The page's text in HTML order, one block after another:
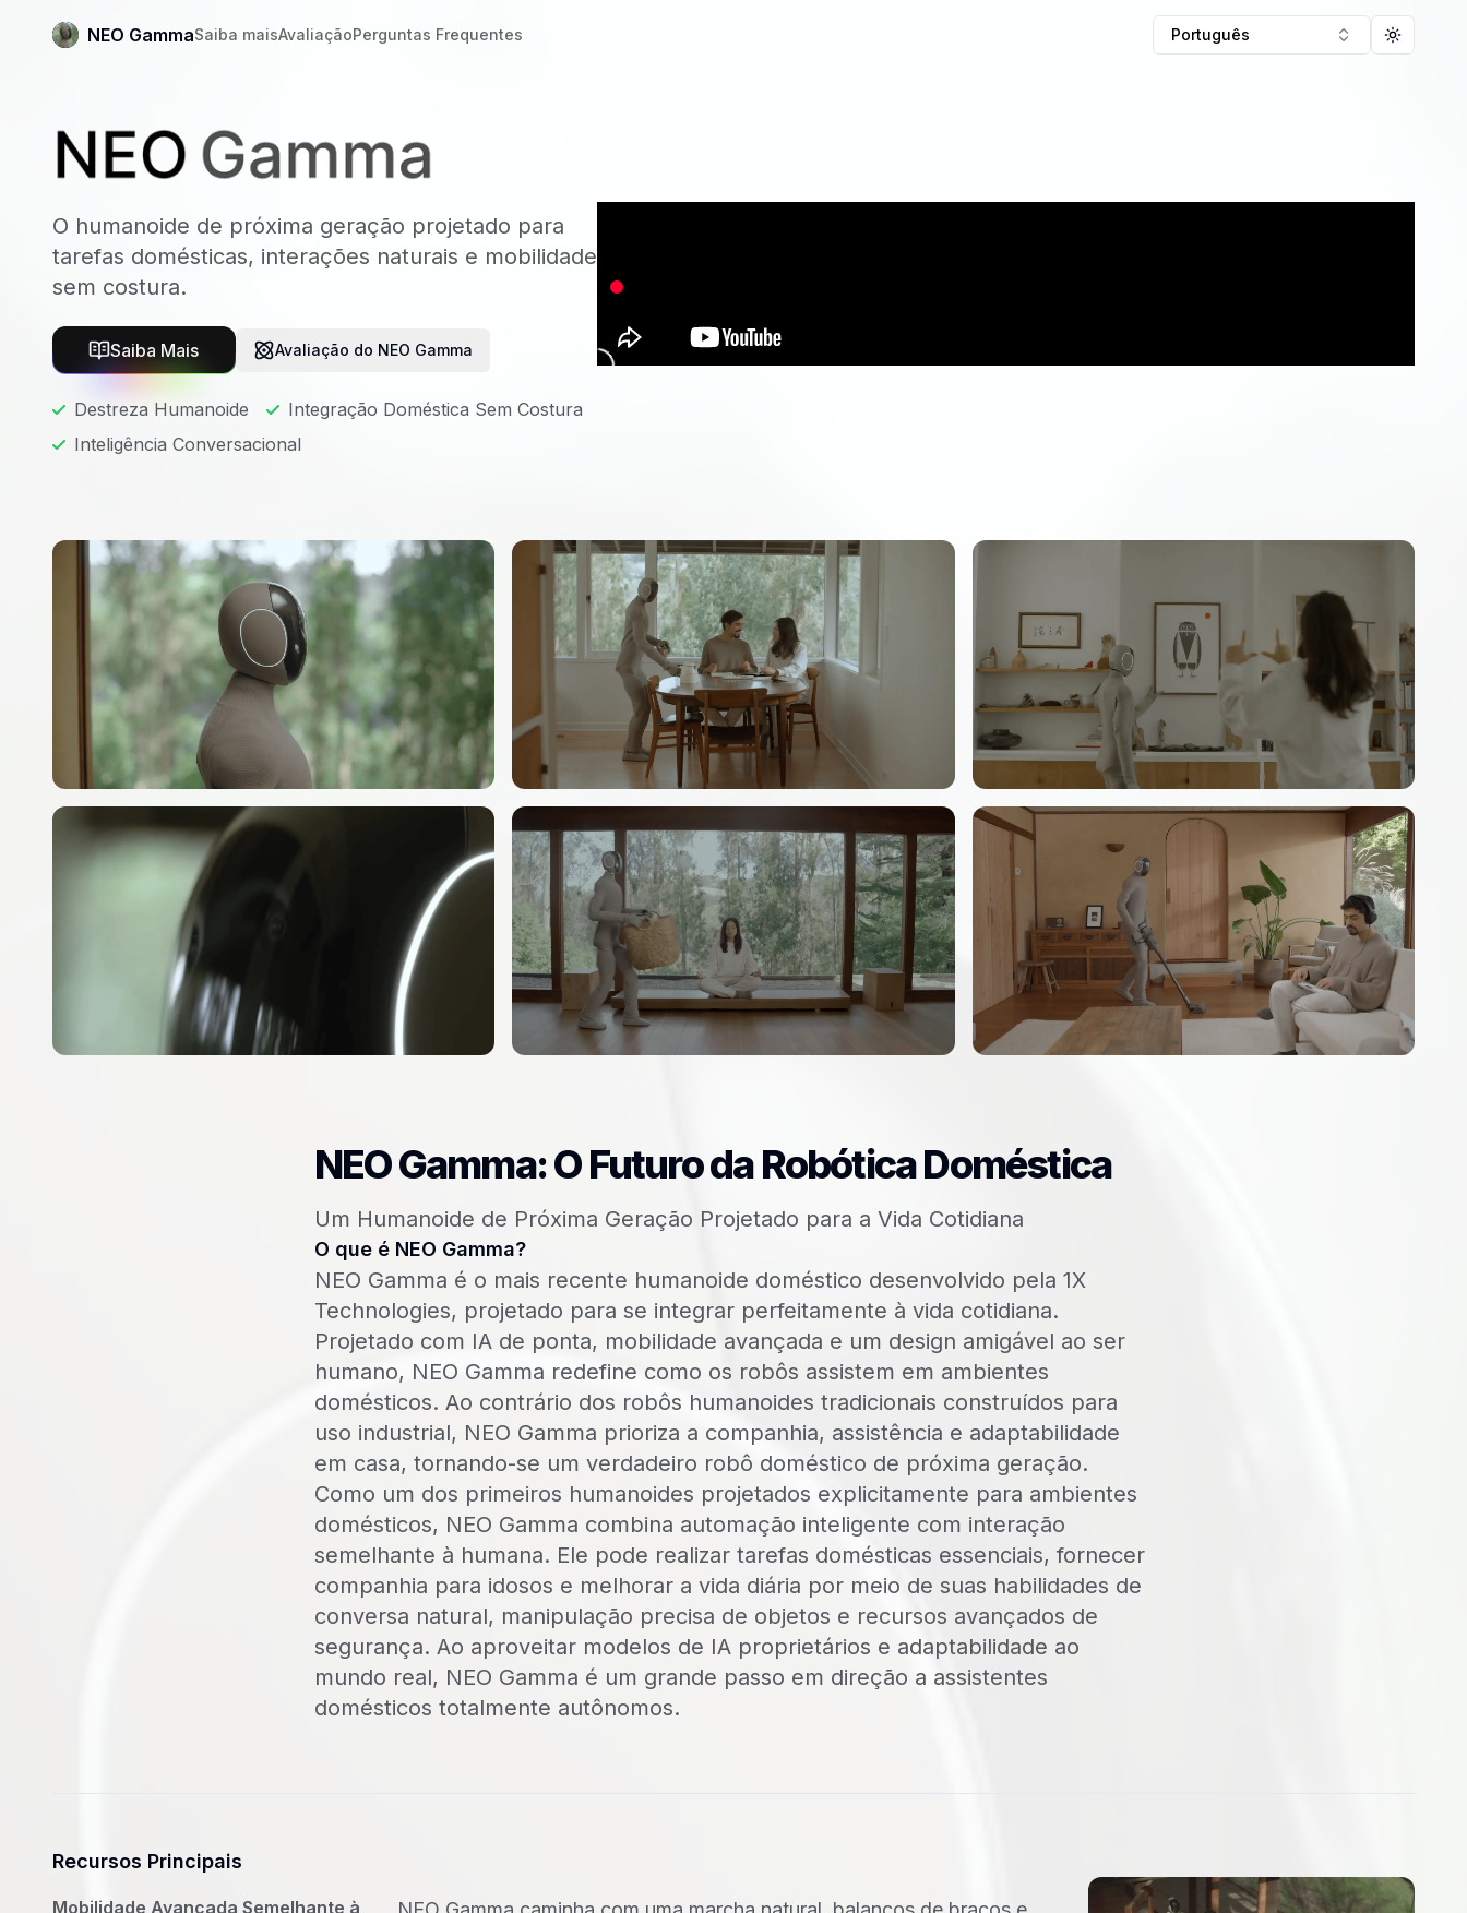
NEO GammaSaiba maisAvaliaçãoPerguntas Frequentes Português Toggle
NEO Gamma
O humanoide de próxima geração projetado para
tarefas domésticas, interações naturais e mobilidade
sem costura.
Saiba Mais Avaliação do NEO Gamma
Destreza Humanoide
Integração Doméstica Sem Costura
Inteligência Conversacional
NEO Gamma: O Futuro da Robótica Doméstica
Um Humanoide de Próxima Geração Projetado para a Vida Cotidiana
O que é NEO Gamma?
NEO Gamma é o mais recente humanoide doméstico desenvolvido pela 1X
Technologies, projetado para se integrar perfeitamente à vida cotidiana.
Projetado com IA de ponta, mobilidade avançada e um design amigável ao ser
humano, NEO Gamma redefine como os robôs assistem em ambientes
domésticos. Ao contrário dos robôs humanoides tradicionais construídos para
uso industrial, NEO Gamma prioriza a companhia, assistência e adaptabilidade
em casa, tornando-se um verdadeiro robô doméstico de próxima geração.
Como um dos primeiros humanoides projetados explicitamente para ambientes
domésticos, NEO Gamma combina automação inteligente com interação
semelhante à humana. Ele pode realizar tarefas domésticas essenciais, fornecer
companhia para idosos e melhorar a vida diária por meio de suas habilidades de
conversa natural, manipulação precisa de objetos e recursos avançados de
segurança. Ao aproveitar modelos de IA proprietários e adaptabilidade ao
mundo real, NEO Gamma é um grande passo em direção a assistentes
domésticos totalmente autônomos.
Recursos Principais
Mobilidade Avançada Semelhante à